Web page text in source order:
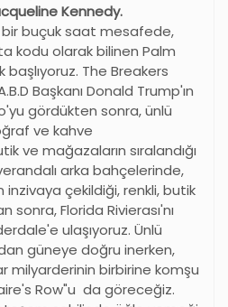
Kennedy.
buçuk saat mesafede,
kodu olarak bilinen Palm
The Breakers
Başkanı Donald Trump'ın
gördükten sonra, ünlü
ve kahve
ve mağazaların sıralandığı
arka bahçelerinde,
inzivaya çekildiği, renkli, butik
Florida Rivierası'nı
ulaşıyoruz. Ünlü
güneye doğru inerken,
milyarderinin birbirine komşu
Row"u da göreceğiz.